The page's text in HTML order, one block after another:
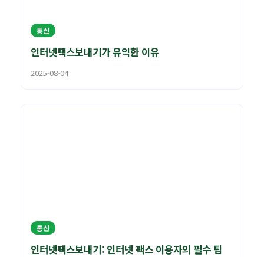
통신
인터넷팩스보내기가 유익한 이유
2025-08-04
통신
인터넷팩스보내기: 인터넷 팩스 이용자의 필수 팁